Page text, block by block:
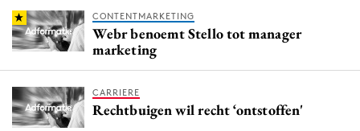
CONTENTMARKETING
Webr benoemt Stello tot manager
marketing
CARRIERE
Rechtbuigen wil recht ‘ontstoffen'